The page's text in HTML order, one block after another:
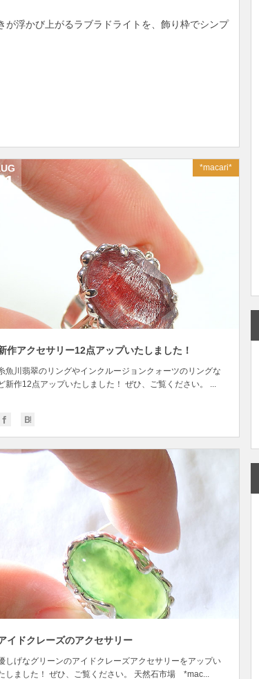
浮かび上がるラブラドライトを、飾り枠でシンプ
*macari*
作アクセサリー12点アップいたしました！
魚川翡翠のリングやインクルージョンクォーツのリングな
新作12点アップいたしました！ ぜひ、ご覧ください。 ...
01
イドクレーズのアクセサリー
しげなグリーンのアイドクレーズアクセサリーをアップい
しました！ ぜひ、ご覧ください。 天然石市場 *mac...